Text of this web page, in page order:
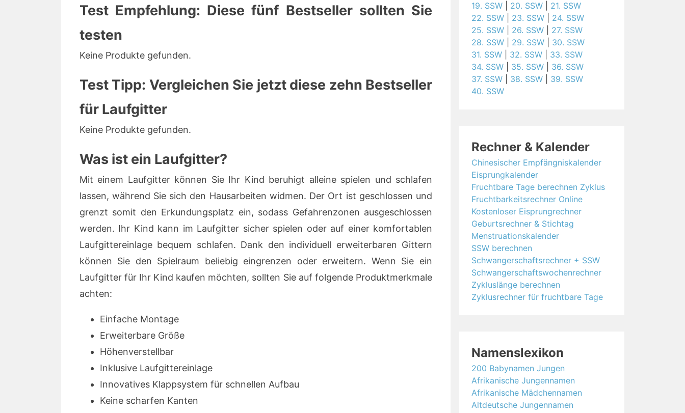
Test Empfehlung: Diese fünf Bestseller sollten Sie
testen
Keine Produkte gefunden.
Test Tipp: Vergleichen Sie jetzt diese zehn Bestseller
für Laufgitter
Keine Produkte gefunden.
Was ist ein Laufgitter?
Mit einem Laufgitter können Sie Ihr Kind beruhigt alleine spielen und schlafen
lassen, während Sie sich den Hausarbeiten widmen. Der Ort ist geschlossen und
grenzt somit den Erkundungsplatz ein, sodass Gefahrenzonen ausgeschlossen
werden. Ihr Kind kann im Laufgitter sicher spielen oder auf einer komfortablen
Laufgittereinlage bequem schlafen. Dank den individuell erweiterbaren Gittern
können Sie den Spielraum beliebig eingrenzen oder erweitern. Wenn Sie ein
Laufgitter für Ihr Kind kaufen möchten, sollten Sie auf folgende Produktmerkmale
achten:
Einfache Montage
Erweiterbare Größe
Höhenverstellbar
Inklusive Laufgittereinlage
Innovatives Klappsystem für schnellen Aufbau
Keine scharfen Kanten
19. SSW
20. SSW
21. SSW
22. SSW
23. SSW
24. SSW
25. SSW
26. SSW
27. SSW
28. SSW
29. SSW
30. SSW
31. SSW
32. SSW
33. SSW
34. SSW
35. SSW
36. SSW
37. SSW
38. SSW
39. SSW
40. SSW
Rechner & Kalender
Chinesischer Empfängniskalender
Eisprungkalender
Fruchtbare Tage berechnen Zyklus
Fruchtbarkeitsrechner Online
Kostenloser Eisprungrechner
Geburtsrechner & Stichtag
Menstruationskalender
SSW berechnen
Schwangerschaftsrechner + SSW
Schwangerschaftswochenrechner
Zykluslänge berechnen
Zyklusrechner für fruchtbare Tage
Namenslexikon
200 Babynamen Jungen
Afrikanische Jungennamen
Afrikanische Mädchennamen
Altdeutsche Jungennamen